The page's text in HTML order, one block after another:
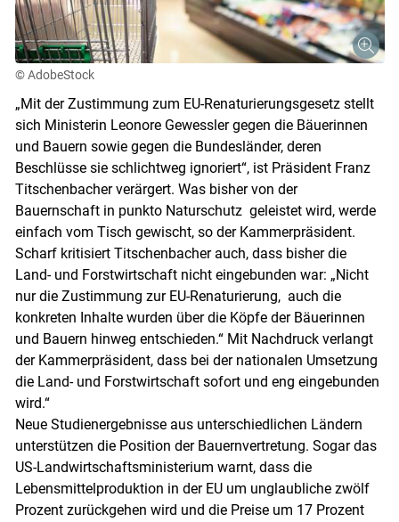
© AdobeStock
„Mit der Zustimmung zum EU-Renaturierungsgesetz stellt
sich Ministerin Leonore Gewessler gegen die Bäuerinnen
und Bauern sowie gegen die Bundesländer, deren
Beschlüsse sie schlichtweg ignoriert“, ist Präsident Franz
Titschenbacher verärgert. Was bisher von der
Bauernschaft in punkto Naturschutz geleistet wird, werde
einfach vom Tisch gewischt, so der Kammerpräsident.
Scharf kritisiert Titschenbacher auch, dass bisher die
Land- und Forstwirtschaft nicht eingebunden war: „Nicht
nur die Zustimmung zur EU-Renaturierung, auch die
konkreten Inhalte wurden über die Köpfe der Bäuerinnen
und Bauern hinweg entschieden.“ Mit Nachdruck verlangt
der Kammerpräsident, dass bei der nationalen Umsetzung
die Land- und Forstwirtschaft sofort und eng eingebunden
wird.“
Neue Studienergebnisse aus unterschiedlichen Ländern
unterstützen die Position der Bauernvertretung. Sogar das
US-Landwirtschaftsministerium warnt, dass die
Lebensmittelproduktion in der EU um unglaubliche zwölf
Prozent zurückgehen wird und die Preise um 17 Prozent